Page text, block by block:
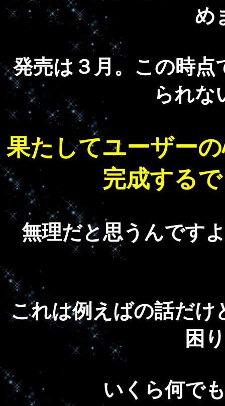
め
発売は３月。この時点
られな
果たしてユーザー
完成する
無理だと思うんです
これは例えばの話だけ
困
いくら何で